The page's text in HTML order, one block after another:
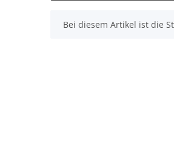
x
Bei diesem Artikel ist die